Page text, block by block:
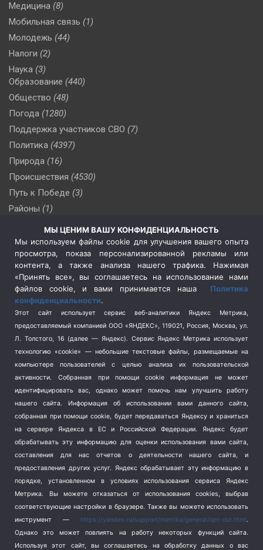
Медицина (8)
Мобильная связь (1)
Молодежь (44)
Налоги (2)
Наука (3)
Образование (440)
Общество (48)
Погода (1280)
Поддержка участников СВО (7)
Политика (4397)
Природа (16)
Происшествия (4530)
Путь к Победе (3)
Районы (1)
(510)
Сельское хозяйство (3)
Социальная политика
(3)
Спецоперация в Украине
Спецоперация на Украине
(404)
Спорт (740)
Терроризм (1)
Транспорт (262)
Туризм (178)
Флот (76)
Школа и спорт (2)
Экология (8)
Экономика (1172)
МЫ ЦЕНИМ ВАШУ КОНФИДЕНЦИАЛЬНОСТЬ
Мы используем файлы cookie для улучшения вашего опыта
просмотра, показа персонализированной рекламы или
контента, а также анализа нашего трафика. Нажимая
«Принять все», вы соглашаетесь на использование нами
файлов cookie, и вами принимается наша Политика
конфиденциальности.
Этот сайт использует сервис веб-аналитики Яндекс Метрика,
предоставляемый компанией ООО «ЯНДЕКС», 119021, Россия, Москва, ул.
Л. Толстого, 16 (далее — Яндекс). Сервис Яндекс Метрика использует
технологию «cookie» — небольшие текстовые файлы, размещаемые на
компьютере пользователей с целью анализа их пользовательской
активности.
Собранная при помощи cookie информация не может
идентифицировать вас, однако может помочь нам улучшить работу
нашего сайта. Информация об использовании вами данного сайта,
собранная при помощи cookie, будет передаваться Яндексу и храниться
на сервере Яндекса в ЕС и Российской Федерации. Яндекс будет
обрабатывать эту информацию для оценки использования вами сайта,
составления для нас отчетов о деятельности нашего сайта, и
предоставления других услуг. Яндекс обрабатывает эту информацию в
порядке, установленном в условиях использования сервиса Яндекс
Метрика.
Вы можете отказаться от использования cookies, выбрав
соответствующие настройки в браузере. Также вы можете использовать
инструмент — https://yandex.ru/support/metrika/general/opt-out.html.
Однако это может повлиять на работу некоторых функций сайта.
Используя этот сайт, вы соглашаетесь на обработку данных о вас